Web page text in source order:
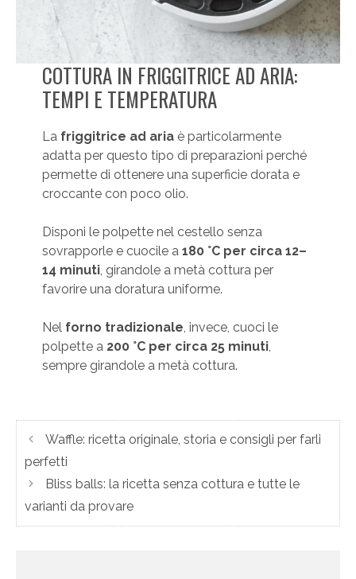
COTTURA IN FRIGGITRICE AD ARIA:
TEMPI E TEMPERATURA
La friggitrice ad ariaè particolarmente
adatta per questo tipo di preparazioni perché
permette di ottenere una superficie dorata e
croccante con poco olio.
Disponi le polpette nel cestello senza
sovrapporle e cuocile a 180 °C per circa 12–
14 minuti, girandole a metà cottura per
favorire una doratura uniforme.
Nel forno tradizionale, invece, cuoci le
polpette a 200 °C per circa 25 minuti,
sempre girandole a metà cottura.
Waffle: ricetta originale, storia e consigli per farli
perfetti
Bliss balls: la ricetta senza cottura e tutte le
varianti da provare